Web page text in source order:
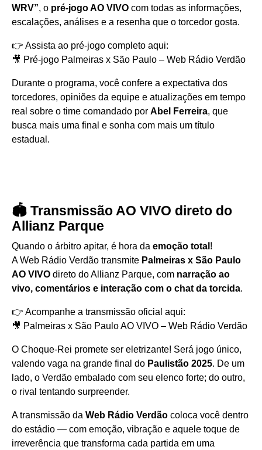
WRV”, o pré-jogo AO VIVO com todas as informações,
escalações, análises e a resenha que o torcedor gosta.
👉 Assista ao pré-jogo completo aqui:
🎥 Pré-jogo Palmeiras x São Paulo – Web Rádio Verdão
Durante o programa, você confere a expectativa dos
torcedores, opiniões da equipe e atualizações em tempo
real sobre o time comandado por Abel Ferreira, que
busca mais uma final e sonha com mais um título
estadual.
🏟️ Transmissão AO VIVO direto do
Allianz Parque
Quando o árbitro apitar, é hora da emoção total !
A Web Rádio Verdão transmite Palmeiras x São Paulo
AO VIVO direto do Allianz Parque, com narração ao
vivo, comentários e interação com o chat da torcida.
👉 Acompanhe a transmissão oficial aqui:
🎥 Palmeiras x São Paulo AO VIVO – Web Rádio Verdão
O Choque-Rei promete ser eletrizante! Será jogo único,
valendo vaga na grande final do Paulistão 2025. De um
lado, o Verdão embalado com seu elenco forte; do outro,
o rival tentando surpreender.
A transmissão da Web Rádio Verdão coloca você dentro
do estádio — com emoção, vibração e aquele toque de
irreverência que transforma cada partida em uma